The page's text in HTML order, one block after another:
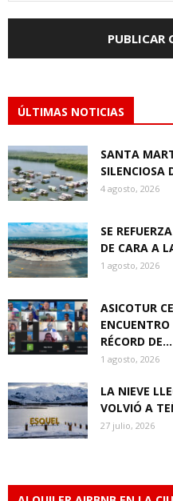
ÚLTIMAS NOTICIAS
SANTA
SILENCIOSA
4 agosto, 2026
SE
DE CARA A
1 agosto, 2026
ASICOTUR
RÉCORD DE...
1 agosto, 2026
LA NIEVE
VOLVIÓ A
27 julio, 2026